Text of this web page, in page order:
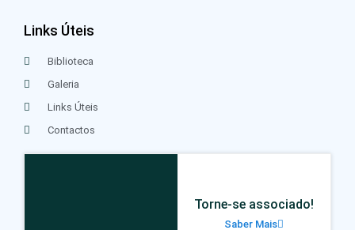
Links Úteis
Biblioteca
Galeria
Links Úteis
Contactos
Torne-se associado!
Saber Mais